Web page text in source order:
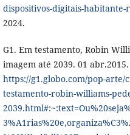
dispositivos-digitais-habitante-
2024.
G1. Em testamento, Robin
imagem até 2039. 01
https://g1.globo.com/pop-arte/
testamento-robin-williams-